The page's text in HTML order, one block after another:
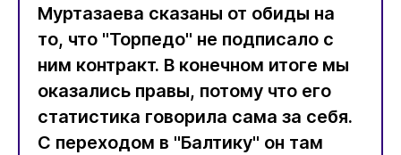
Муртазаева сказаны от обиды на
то, что "Торпедо" не подписало с
ним контракт. В конечном итоге мы
оказались правы, потому что его
статистика говорила сама за себя.
С переходом в "Балтику" он там